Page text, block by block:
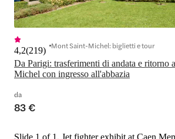
Da Parigi: trasferimenti di andata e ritorno
Michel con ingresso all'abbazia
4,2(219) Mont Saint-Michel: biglietti e tour
da
83 €
Slide 1 of 1, Jet fighter exhibit at Caen